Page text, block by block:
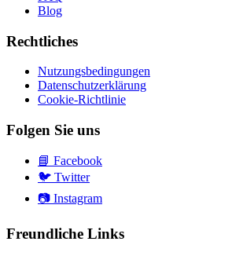
Blog
Rechtliches
Nutzungsbedingungen
Datenschutzerklärung
Cookie-Richtlinie
Folgen Sie uns
📘 Facebook
🐦 Twitter
📷 Instagram
Freundliche Links